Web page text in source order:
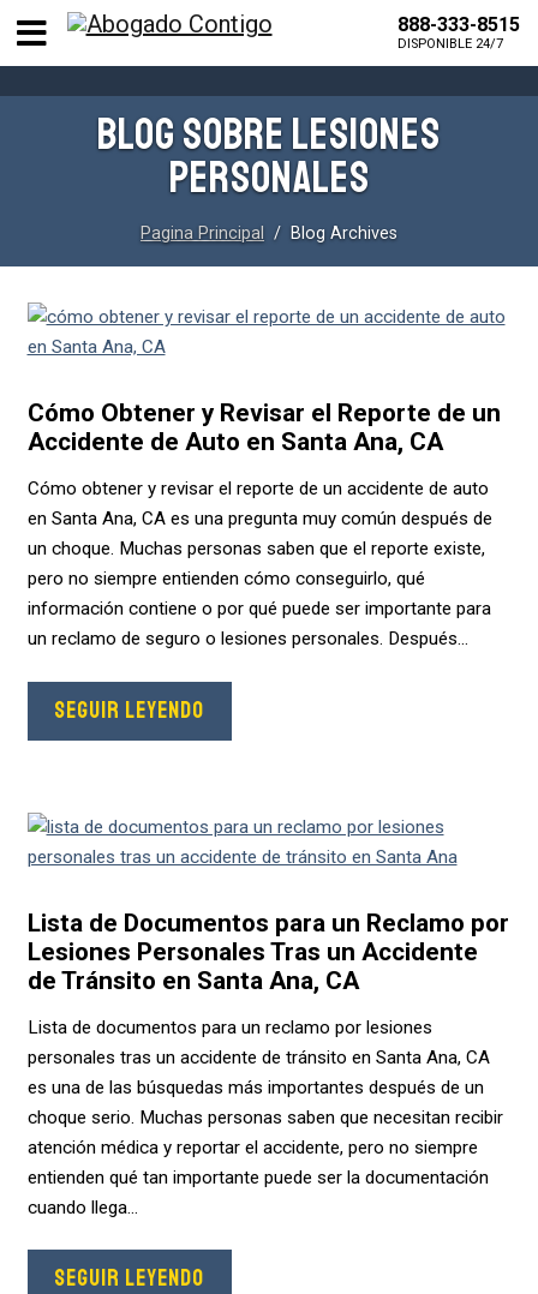
888-333-8515
DISPONIBLE 24/7
BLOG SOBRE LESIONES
PERSONALES
Pagina Principal / Blog Archives
Cómo Obtener y Revisar el Reporte de un
Accidente de Auto en Santa Ana, CA
Cómo obtener y revisar el reporte de un accidente de auto
en Santa Ana, CA es una pregunta muy común después de
un choque. Muchas personas saben que el reporte existe,
pero no siempre entienden cómo conseguirlo, qué
información contiene o por qué puede ser importante para
un reclamo de seguro o lesiones personales. Después...
SEGUIR LEYENDO
Lista de Documentos para un Reclamo por
Lesiones Personales Tras un Accidente
de Tránsito en Santa Ana, CA
Lista de documentos para un reclamo por lesiones
personales tras un accidente de tránsito en Santa Ana, CA
es una de las búsquedas más importantes después de un
choque serio. Muchas personas saben que necesitan recibir
atención médica y reportar el accidente, pero no siempre
entienden qué tan importante puede ser la documentación
cuando llega...
SEGUIR LEYENDO